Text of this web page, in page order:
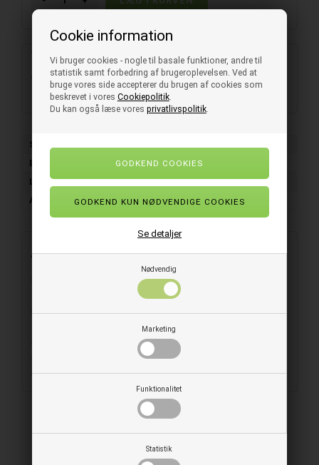
Cookie information
Vi bruger cookies - nogle til basale funktioner, andre til
statistik samt forbedring af brugeroplevelsen. Ved at
bruge vores side accepterer du brugen af cookies som
beskrevet i vores Cookiepolitik.
Du kan også læse vores privatlivspolitik.
Nødvendig
Marketing
Funktionalitet
Statistik
Se detaljer
Varenummer:E122770
På lager- Levering 1-3 hverdage
Old News Sandwichpapir
Salgsenhed
Bredde
370 mm
Længde
500 mm
Afgift
1,87
Kraftigt indpakningspapir til fødevarer med tryk som en
gammel avis. Sandwichpapiret er let, sejt og fleksibelt, og det
har en god bestandighed overfor vand og fugt.
Materiale: Papir med PE (Polyethylen) overfladebehandling
Forpakning: 1000 stk/ks.